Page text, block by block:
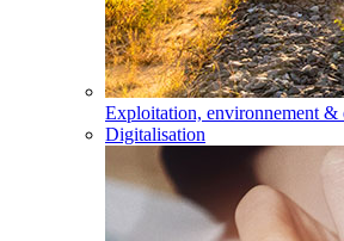
Exploitation, environnement &
Digitalisation